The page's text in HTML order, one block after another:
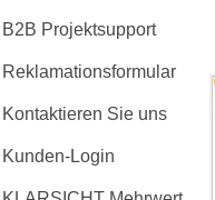
B2B Projektsupport
Reklamationsformular
Kontaktieren Sie uns
Kunden-Login